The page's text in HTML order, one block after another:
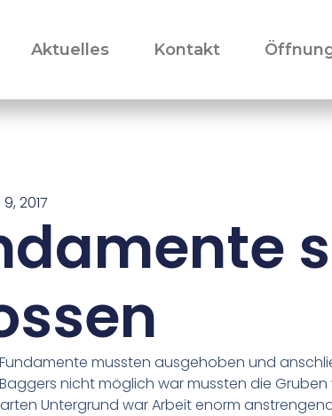
Aktuelles Kontakt
2017
mussten ausgehoben und
nicht möglich war mussten die Gruben
Untergrund war Arbeit enorm